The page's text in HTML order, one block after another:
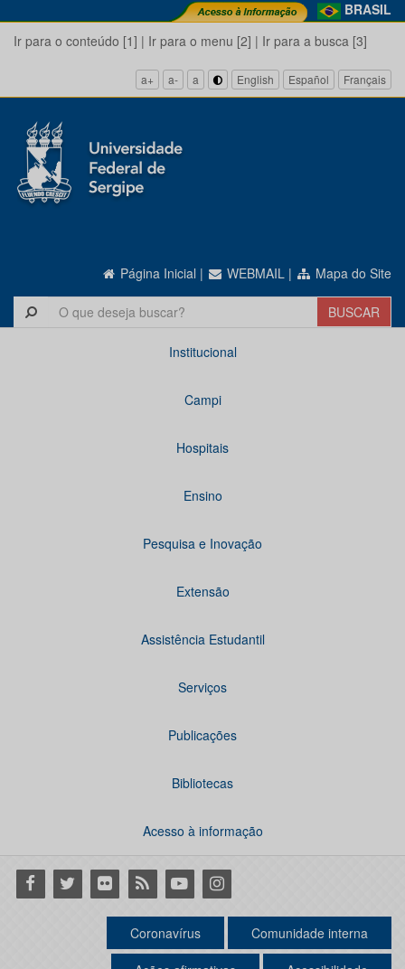
BRASIL
Ir para o conteúdo [1] | Ir para o menu [2] | Ir para a busca [3]
a+ a- a English Español Français
Página Inicial | WEBMAIL | Mapa do Site
Institucional
Campi
Hospitais
Ensino
Pesquisa e Inovação
Extensão
Assistência Estudantil
Serviços
Publicações
Bibliotecas
Acesso à informação
Facebook
Twitter Flickr RSS YoutubeInstagram
Coronavírus Comunidade interna